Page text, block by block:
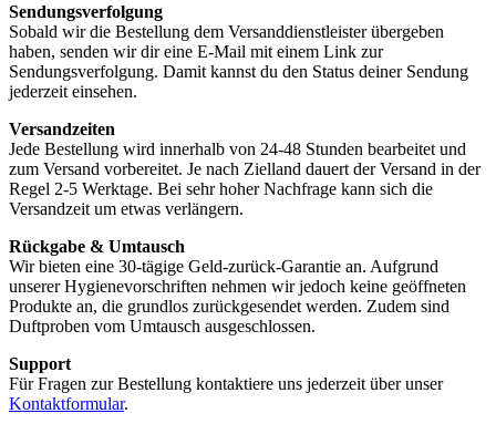
Sendungsverfolgung
Sobald wir die Bestellung dem Versanddienstleister übergeben
haben, senden wir dir eine E-Mail mit einem Link zur
Sendungsverfolgung. Damit kannst du den Status deiner Sendung
jederzeit einsehen.
Versandzeiten
Jede Bestellung wird innerhalb von 24-48 Stunden bearbeitet und
zum Versand vorbereitet. Je nach Zielland dauert der Versand in der
Regel 2-5 Werktage. Bei sehr hoher Nachfrage kann sich die
Versandzeit um etwas verlängern.
Rückgabe & Umtausch
Wir bieten eine 30-tägige Geld-zurück-Garantie an. Aufgrund
unserer Hygienevorschriften nehmen wir jedoch keine geöffneten
Produkte an, die grundlos zurückgesendet werden. Zudem sind
Duftproben vom Umtausch ausgeschlossen.
Support
Für Fragen zur Bestellung kontaktiere uns jederzeit über unser
Kontaktformular.